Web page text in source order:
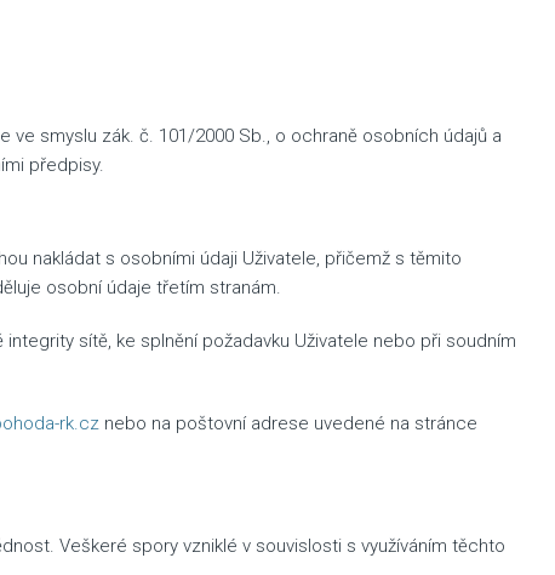
smyslu zák. č. 101/2000 Sb., o ochraně osobních údajů a
předpisy.
nakládat s osobními údaji Uživatele, přičemž s těmito
osobní údaje třetím stranám.
sítě, ke splnění požadavku Uživatele nebo při soudním
rk.cz nebo na poštovní adrese uvedené na stránce
Veškeré spory vzniklé v souvislosti s využíváním těchto